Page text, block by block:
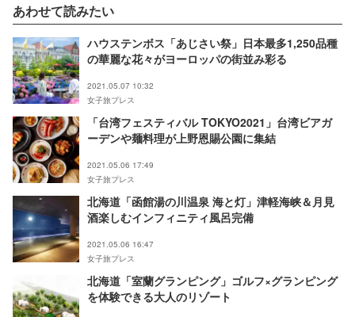
あわせて読みたい
ハウステンボス「あじさい祭」日本最多1,250品種
の華麗な花々がヨーロッパの街並み彩る
2021.05.07 10:32
女子旅プレス
「台湾フェスティバル TOKYO2021」台湾ビアガ
ーデンや麺料理が上野恩賜公園に集結
2021.05.06 17:49
女子旅プレス
北海道「函館湯の川温泉 海と灯」津軽海峡＆月見
酒楽しむインフィニティ風呂完備
2021.05.06 16:47
女子旅プレス
北海道「室蘭グランピング」ゴルフ×グランピング
を体験できる大人のリゾート